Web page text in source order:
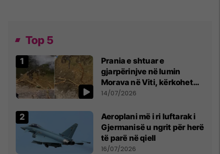
Top 5
Prania e shtuar e
gjarpërinjve në lumin
Morava në Viti, kërkohet
kujdes nga qytetarët
14/07/2026
Aeroplani më i ri luftarak i
Gjermanisë u ngrit për herë
të parë në qiell
16/07/2026